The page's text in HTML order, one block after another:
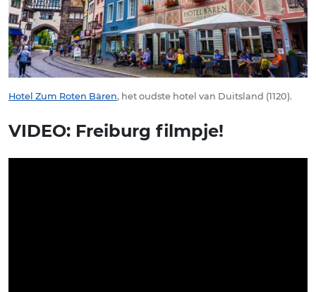
Hotel Zum Roten Bären, het oudste hotel van Duitsland (1120).
VIDEO: Freiburg filmpje!